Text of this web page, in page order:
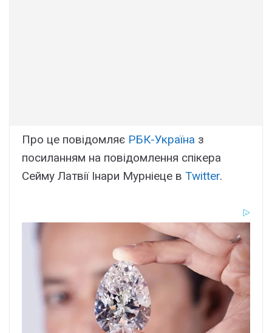
Про це повідомляє РБК-Україна з
посиланням на повідомлення спікера
Сейму Латвії Інари Мурніеце в Twitter.